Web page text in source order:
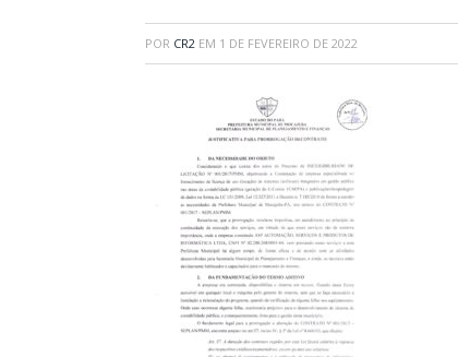
POR CR2 EM 1 DE FEVEREIRO DE 2022